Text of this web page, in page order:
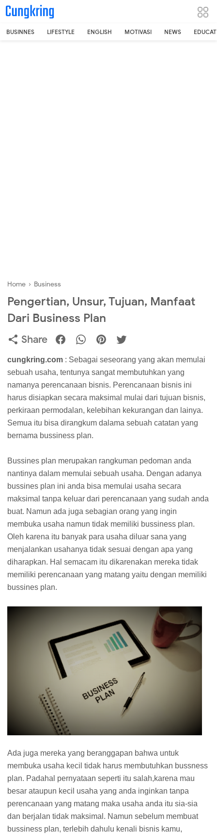
-->
BUSINNES LIFESTYLE ENGLISH MOTIVASI NEWS
Home › Business
Pengertian, Unsur, Tujuan, Manfaat
Dari Business Plan
Share
cungkring.com : Sebagai seseorang yang akan memulai
sebuah usaha, tentunya sangat membutuhkan yang
namanya perencanaan bisnis. Perencanaan bisnis ini
harus disiapkan secara maksimal mulai dari tujuan bisnis,
perkiraan permodalan, kelebihan kekurangan dan lainya.
Semua itu bisa dirangkum dalama sebuah catatan yang
bernama bussiness plan.
Bussines plan merupakan rangkuman pedoman anda
nantinya dalam memulai sebuah usaha. Dengan adanya
bussines plan ini anda bisa memulai usaha secara
maksimal tanpa keluar dari perencanaan yang sudah anda
buat. Namun ada juga sebagian orang yang ingin
membuka usaha namun tidak memiliki bussiness plan.
Oleh karena itu banyak para usaha diluar sana yang
menjalankan usahanya tidak sesuai dengan apa yang
diharapkan. Hal semacam itu dikarenakan mereka tidak
memiliki perencanaan yang matang yaitu dengan memiliki
bussines plan.
Ada juga mereka yang beranggapan bahwa untuk
membuka usaha kecil tidak harus membutuhkan bussness
plan. Padahal pernyataan seperti itu salah,karena mau
besar ataupun kecil usaha yang anda inginkan tanpa
perencanaan yang matang maka usaha anda itu sia-sia
dan berjalan tidak maksimal. Namun sebelum membuat
bussiness plan, terlebih dahulu kenali bisnis kamu,